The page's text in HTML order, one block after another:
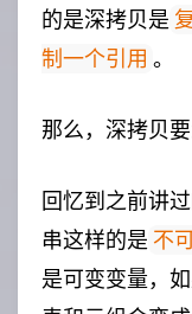
的是深拷贝是
制一个引用 。
那么，深拷贝
回忆到之前讲
串这样的是 不
是可变变量，